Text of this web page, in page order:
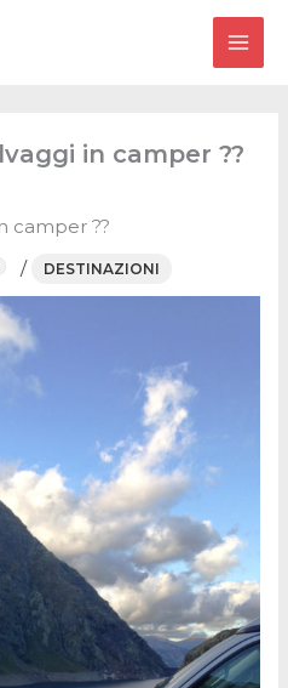
in camper ??
camper ??
/ DESTINAZIONI